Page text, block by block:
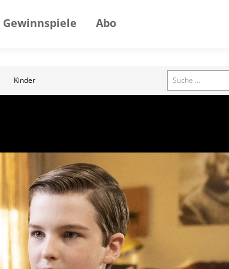
Gewinnspiele Abo
Kinder Search